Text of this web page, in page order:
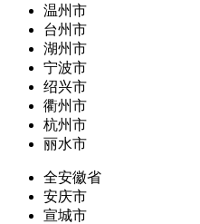
温州市
台州市
湖州市
宁波市
绍兴市
衢州市
杭州市
丽水市
全安徽省
安庆市
宣城市